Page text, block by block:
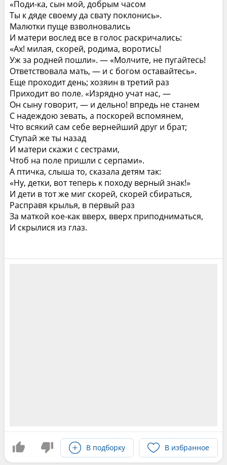
«Поди-ка, сын мой, добрым часом
Ты к дяде своему да свату поклонись».
Малютки пуще взволновались
И матери вослед все в голос раскричались:
«Ах! милая, скорей, родима, воротись!
Уж за родней пошли». — «Молчите, не пугайтесь!
Ответствовала мать, — и с богом оставайтесь».
Еще проходит день; хозяин в третий раз
Приходит во поле. «Изрядно учат нас, —
Он сыну говорит, — и дельно! впредь не станем
С надеждою зевать, а поскорей вспомянем,
Что всякий сам себе вернейший друг и брат;
Ступай же ты назад
И матери скажи с сестрами,
Чтоб на поле пришли с серпами».
А птичка, слыша то, сказала детям так:
«Ну, детки, вот теперь к походу верный знак!»
И дети в тот же миг скорей, скорей сбираться,
Расправя крылья, в первый раз
За маткой кое-как вверх, вверх приподниматься,
И скрылися из глаз.
В подборку В избранное